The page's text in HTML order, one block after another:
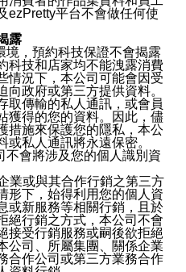
ezPretty平台不會做任何使
露
境，預約科技保證不會揭露
科技和店家均不能洩露消費
情況下，本公司可能會因受
政府或第三方提供資料。
取傳輸的私人通訊，或會員
獲得的您的資料。因此，儘
措施來保護您的隱私，本公
私人通訊將永遠保密。
不會將涉及您的個人識別資
業或與其合作行銷之第三方
形下，始得利用您的個人資
或新服務等相關行銷，且於
絕行銷之方式，本公司不會
接受行銷服務或嗣後欲拒絕
公司、所屬集團、關係企業
合作公司或第三方業務合作